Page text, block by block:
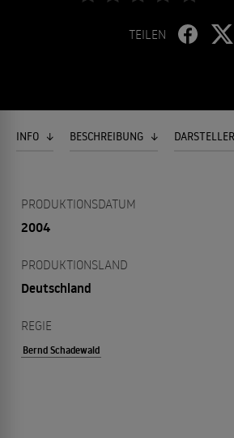
TEILEN
INFO BESCHREIBUNG DARSTELLER
PRODUKTIONSDATUM
2004
PRODUKTIONSLAND
Deutschland
REGIE
Bernd Schadewald